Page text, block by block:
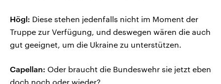
Högl: Diese stehen jedenfalls nicht im Moment der
Truppe zur Verfügung, und deswegen wären die auch
gut geeignet, um die Ukraine zu unterstützen.
Capellan: Oder braucht die Bundeswehr sie jetzt eben
doch noch oder wieder?